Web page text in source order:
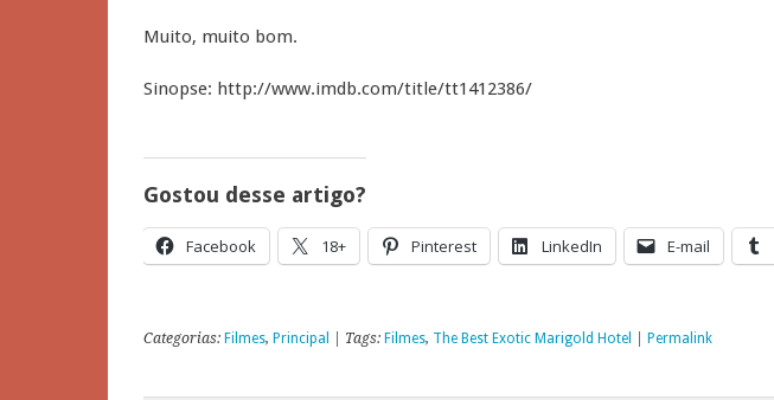
Muito, muito bom.
Sinopse: http://www.imdb.com/title/tt1412386/
Gostou desse artigo?
Facebook 18+ Pinterest LinkedIn E-mail
Categorias: Filmes, Principal | Tags: Filmes, The Best Exotic Marigold Hotel Permalink